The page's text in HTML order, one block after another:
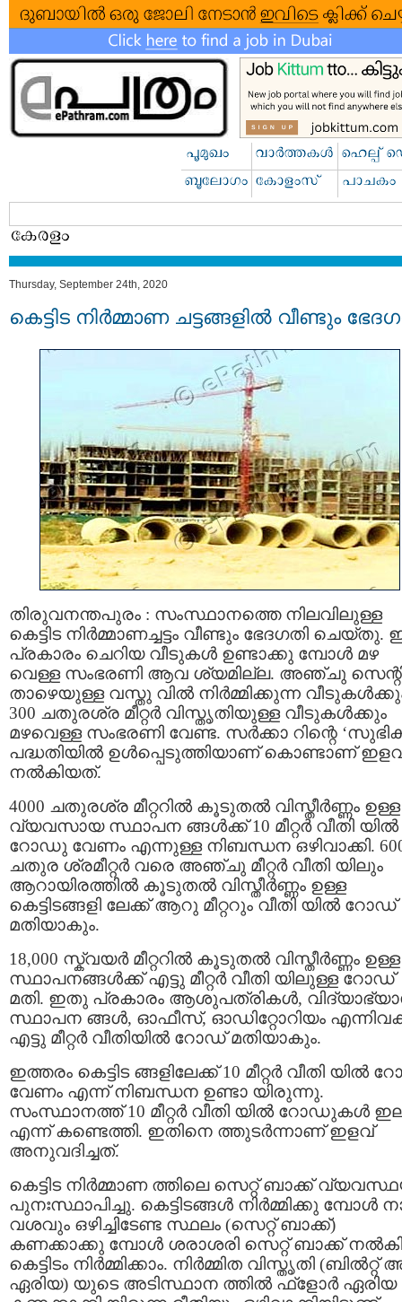
Thursday, September 24th, 2020
കെട്ടിട നിർമ്മാണ ചട്ടങ്ങളില്‍ വീണ്ടും
തിരുവനന്തപുരം : സംസ്ഥാനത്തെ നിലവിലുള്ള
കെട്ടിട നിർമ്മാണച്ചട്ടം വീണ്ടും ഭേദഗതി
പ്രകാരം ചെറിയ വീടുകള്‍ ഉണ്ടാക്കു മ്പോള്‍ മഴ
വെള്ള സംഭരണി ആവ ശ്യമില്ല. അഞ്ചു
താഴെയുള്ള വസ്തു വിൽ നിർമ്മിക്കുന്ന
300 ചതുരശ്ര മീറ്റർ വിസ്തൃതിയുള്ള വീടുകൾക്കും
മഴവെള്ള സംഭരണി വേണ്ട. സര്‍ക്കാ റിന്റെ
പദ്ധതിയിൽ ഉള്‍പ്പെടുത്തിയാണ് കൊണ്ടാണ്
നൽകിയത്.
4000 ചതുരശ്ര മീറ്ററിൽ കൂടുതൽ വിസ്തീർണ്ണം ഉള്ള
വ്യവസായ സ്ഥാപന ങ്ങൾക്ക് 10 മീറ്റർ വീതി യിൽ
റോഡു വേണം എന്നുള്ള നിബന്ധന ഒഴിവാക്കി.
ചതുര ശ്രമീറ്റർ വരെ അഞ്ചു മീറ്റര്‍ വീതി യിലും
ആറായിരത്തില്‍ കൂടുതൽ വിസ്തീർണ്ണം ഉള്ള
കെട്ടിടങ്ങളി ലേക്ക് ആറു മീറ്ററും വീതി യിൽ റോഡ്
മതിയാകും.
18,000 സ്ക്വയർ മീറ്ററിൽ കൂടുതൽ വിസ്തീർണ്ണം ഉള്ള
സ്ഥാപനങ്ങൾക്ക് എട്ടു മീറ്റർ വീതി യിലുള്ള റോഡ്
മതി. ഇതു പ്രകാരം ആശുപത്രികൾ,
സ്ഥാപന ങ്ങൾ, ഓഫീസ്, ഓഡിറ്റോറിയം
എട്ടു മീറ്റർ വീതിയിൽ റോഡ് മതിയാകും.
ഇത്തരം കെട്ടിട ങ്ങളിലേക്ക് 10 മീറ്റർ വീതി യിൽ
വേണം എന്ന് നിബന്ധന ഉണ്ടാ യിരുന്നു.
സംസ്ഥാനത്ത് 10 മീറ്റർ വീതി യിൽ റോഡുകള്‍
എന്ന് കണ്ടെത്തി. ഇതിനെ ത്തുടർന്നാണ് ഇളവ്
അനുവദിച്ചത്.
കെട്ടിട നിർമ്മാണ ത്തിലെ സെറ്റ് ബാക്ക്
പുനഃസ്ഥാപിച്ചു. കെട്ടിടങ്ങൾ നിർമ്മിക്കു മ്പോൾ
വശവും ഒഴിച്ചിടേണ്ട സ്ഥലം (സെറ്റ് ബാക്ക്)
കണക്കാക്കു മ്പോൾ ശരാശരി സെറ്റ് ബാക്ക് നൽകി
കെട്ടിടം നിർമ്മിക്കാം. നിർമ്മിത വിസ്തൃതി (ബിൽറ്റ്
ഏരിയ) യുടെ അടിസ്ഥാന ത്തിൽ ഫ്ളോർ ഏരിയ